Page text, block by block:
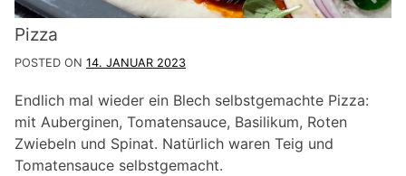
Pizza
POSTED ON 14. JANUAR 2023
Endlich mal wieder ein Blech selbstgemachte Pizza:
mit Auberginen, Tomatensauce, Basilikum, Roten
Zwiebeln und Spinat. Natürlich waren Teig und
Tomatensauce selbstgemacht.